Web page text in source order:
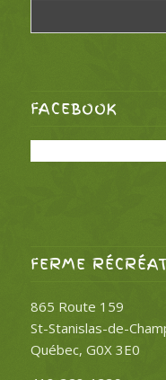
FACEBOOK
FERME
865 Route 159
St-Stanislas-de-
Québec, G0X 3E0